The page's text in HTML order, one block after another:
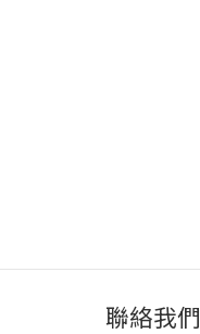
聯絡我們